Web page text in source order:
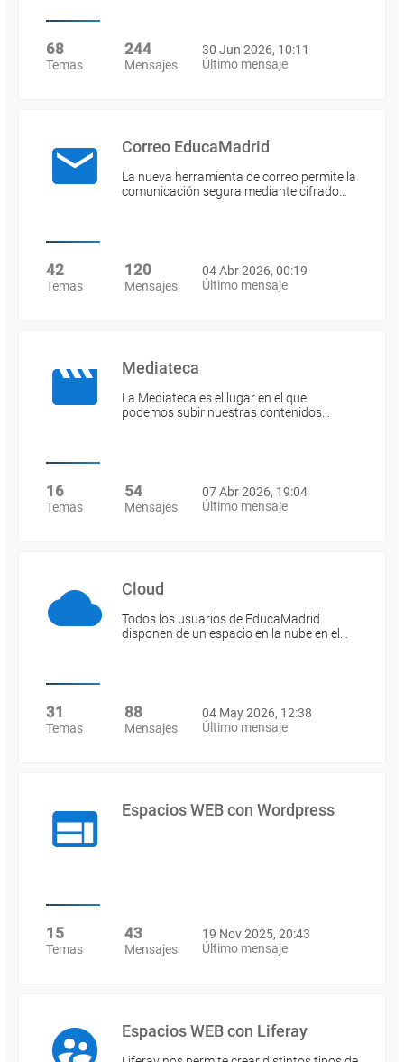
68
Temas
244
Mensajes
30 Jun 2026, 10:11
Último mensaje
Correo EducaMadrid
La nueva herramienta de correo permite la
comunicación segura mediante cifrado…
42
Temas
120
Mensajes
04 Abr 2026, 00:19
Último mensaje
Mediateca
La Mediateca es el lugar en el que
podemos subir nuestras contenidos…
16
Temas
54
Mensajes
07 Abr 2026, 19:04
Último mensaje
Cloud
Todos los usuarios de EducaMadrid
disponen de un espacio en la nube en el…
31
Temas
88
Mensajes
04 May 2026, 12:38
Último mensaje
Espacios WEB con Wordpress
15
Temas
43
Mensajes
19 Nov 2025, 20:43
Último mensaje
Espacios WEB con Liferay